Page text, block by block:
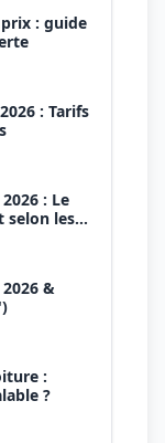
: guide
: Tarifs
: Le
selon les
&
:
?